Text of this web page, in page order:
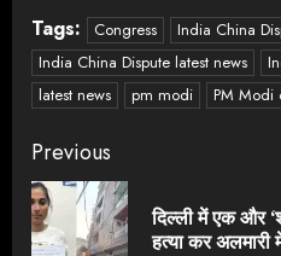
Tags: Congress
India China
India China Dispute latest news
latest news
pm modi PM Modi
Continue
Reading
Previous
दिल्ली में एक और
हत्या कर अलमारी